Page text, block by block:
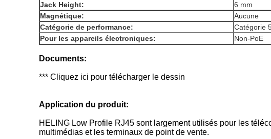
Jack Height:
6 mm
Magnétique:
Aucune
Catégorie de performance:
Catégorie
Pour les appareils électroniques:
Non-PoE
Documents:
*** Cliquez ici pour télécharger le dessin
Application du produit:
HELING Low Profile RJ45 sont largement utilisés pour les
multimédias et les terminaux de point de vente.